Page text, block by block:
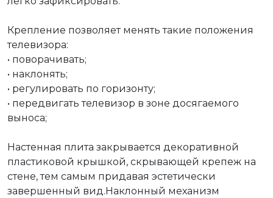
Крепление позволяет менять такие положения
телевизора:
• поворачивать;
• наклонять;
• регулировать по горизонту;
• ​передвигать телевизор в зоне досягаемого
выноса;
Настенная плита закрывается декоративной
пластиковой крышкой, скрывающей крепеж на
стене, тем самым придавая эстетически
завершенный вид.Наклонный механизм